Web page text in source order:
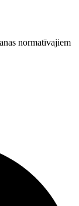
normatīvajiem